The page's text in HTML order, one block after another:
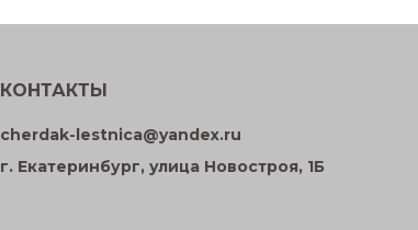
КОНТАКТЫ
cherdak-lestnica@yandex.ru
г. Екатеринбург, улица Новостроя, 1Б